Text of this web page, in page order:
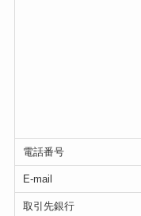
電話番号
E-mail
取引先銀行